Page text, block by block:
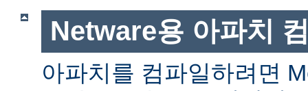
Netware용 아파치
아파치를 컴파일하려면